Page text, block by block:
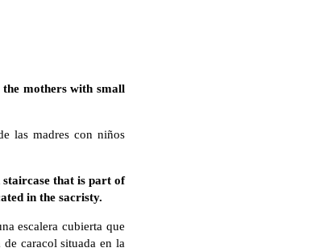
mothers with small
las madres con niños
staircase that is part of
in the sacristy.
escalera cubierta que
caracol situada en la